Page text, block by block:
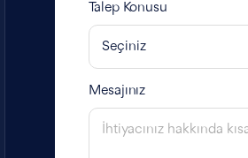
Talep Konusu
Mesajınız